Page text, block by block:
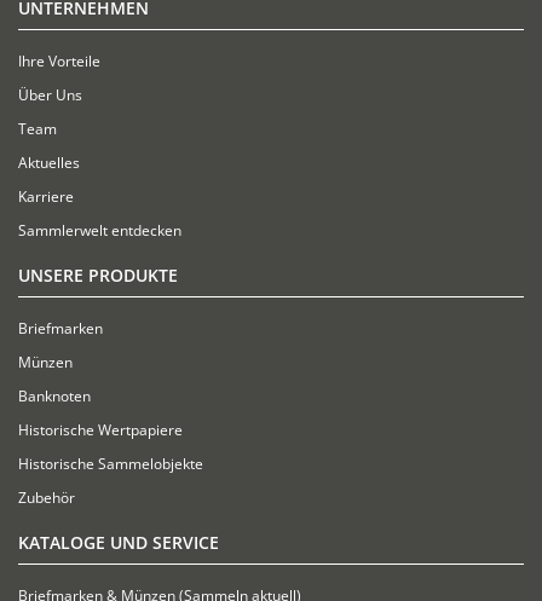
UNTERNEHMEN
Ihre Vorteile
Über Uns
Team
Aktuelles
Karriere
Sammlerwelt entdecken
UNSERE PRODUKTE
Briefmarken
Münzen
Banknoten
Historische Wertpapiere
Historische Sammelobjekte
Zubehör
KATALOGE UND SERVICE
Briefmarken & Münzen (Sammeln aktuell)